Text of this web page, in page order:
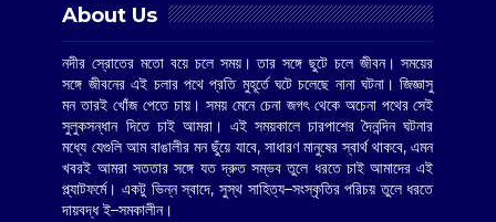
About Us
নদীর স্রোতের মতো বয়ে চলে সময়। তার সঙ্গে ছুটে চলে জীবন। সময়ের
সঙ্গে জীবনের এই চলার পথে প্রতি মুহূর্তে ঘটে চলেছে নানা ঘটনা। জিজ্ঞাসু
মন তারই খোঁজ পেতে চায়। সময় মেনে চেনা জগৎ থেকে অচেনা পথের সেই
সুলুকসন্ধান দিতে চাই আমরা। এই সময়কালে চারপাশের দৈনন্দিন ঘটনার
মধ্যে যেগুলি আম বাঙালীর মন ছুঁয়ে যাবে, সাধারণ মানুষের স্বার্থ থাকবে, এমন
খবরই আমরা সততার সঙ্গে যত দ্রুত সম্ভব তুলে ধরতে চাই আমাদের এই
প্ল্যাটফর্মে। একটু ভিন্ন স্বাদে, সুস্থ সাহিত্য–সংস্কৃতির পরিচয় তুলে ধরতে
দায়বদ্ধ ই–সমকালীন।